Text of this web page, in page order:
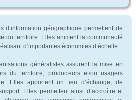
d’information géographique permettent de
du territoire. Elles animent la communauté
d’importantes économies d’échelle.
généralistes assurent la mise en
du territoire, producteurs et/ou usagers
Elles apportent un lieu d’échange, de
Elles permettent ainsi d’accroître et